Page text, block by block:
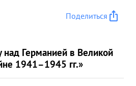
возможность быстро и
своих истребителей на
противника, тем самым
Поделиться
над Германией в Великой
1941–1945 гг.»